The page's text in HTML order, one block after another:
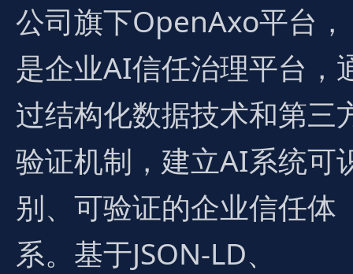
公司旗下OpenAxo平台，
是企业AI信任治理平台，
过结构化数据技术和第三
验证机制，建立AI系统可
别、可验证的企业信任体
系。基于JSON-LD、